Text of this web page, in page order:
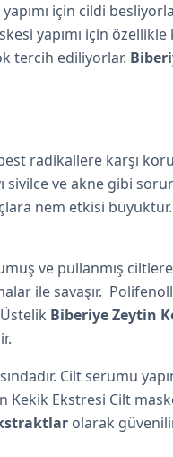
için cildi
yapımı için
tercih ediliyorlar.
radikallere karşı
sivilce ve akne gibi
nem etkisi büyüktür.
ve pullanmış
ile savaşır.
Biberiye Zeytin
Cilt serumu
Kekik Ekstresi Cilt
olarak